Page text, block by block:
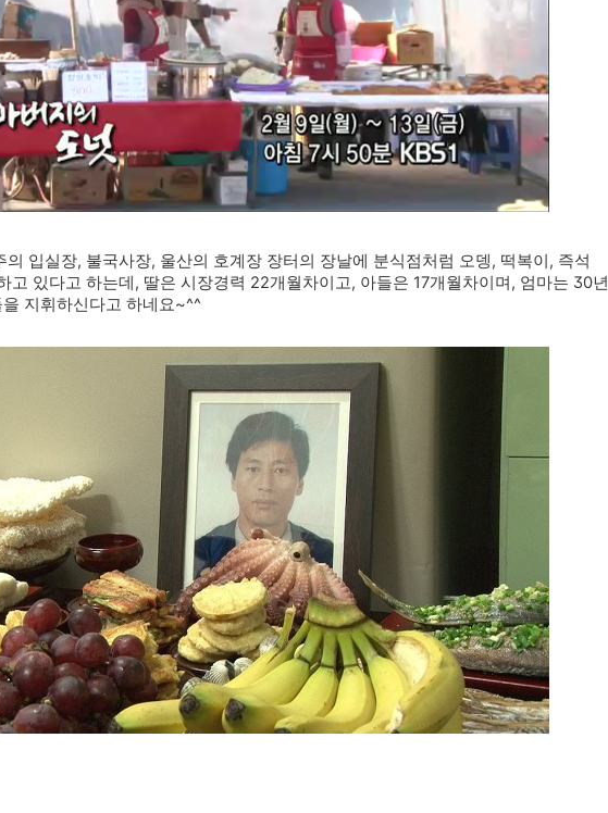
의 입실장, 불국사장, 울산의 호계장 장터의 장날에 분식점처럼 오뎅, 떡복이, 즉석
고 있다고 하는데, 딸은 시장경력 22개월차이고, 아들은 17개월차이며, 엄마는 30년
지휘하신다고 하네요~^^